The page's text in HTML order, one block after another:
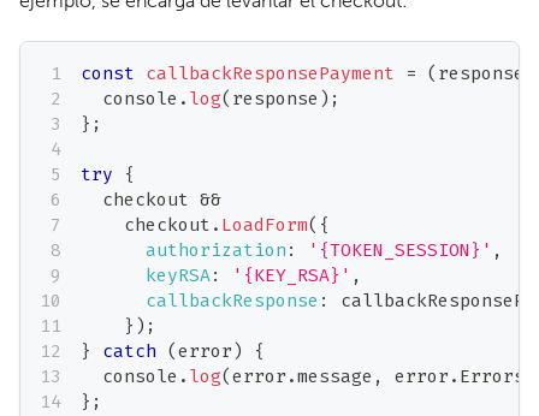
const callbackResponsePayment = ( response
console . log( response ) ;
} ;
try {
  checkout
&&
    checkout
. LoadForm( {
authorization : '{TOKEN_SESSION}' ,
keyRSA: '{KEY_RSA}' ,
callbackResponse :
} ) ;
} catch (error)
{
console . log(error .message , error . Errors
} ;